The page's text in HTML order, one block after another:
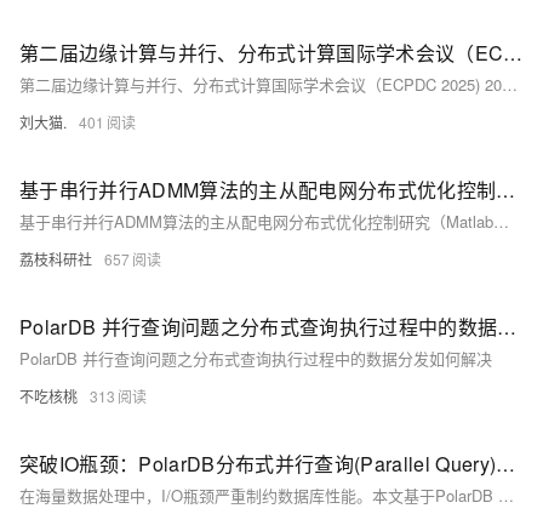
第二届边缘计算与并行、分布式计算国际学术会议（ECPDC 2025) 2025 2nd international Conference on Edge Computing, Parallel and Distributed Computing
第二届边缘计算与并行、分布式计算国际学术会议（ECPDC 2025) 2025 2nd international Conference on Edge Computing, Parallel and Distributed Computing 机器学习 计算学习理论 数据挖掘 科学计算 计算应用 数字图像处理 人工智能
刘大猫. 401
基于串行并行ADMM算法的主从配电网分布式优化控制研究（Matlab代码实现）
基于串行并行ADMM算法的主从配电网分布式优化控制研究（Matlab代码实现）
荔枝科研社 657
PolarDB 并行查询问题之分布式查询执行过程中的数据分发如何解决
PolarDB 并行查询问题之分布式查询执行过程中的数据分发如何解决
不吃核桃 313
突破IO瓶颈：PolarDB分布式并行查询(Parallel Query)深度调优手册
在海量数据处理中，I/O瓶颈严重制约数据库性能。本文基于PolarDB MySQL 8.0.32版本，深入解析分布式并行查询技术如何提升CPU利用率至86.7%、IO吞吐达8.5GB/s，并结合20+实战案例，系统讲解并行架构、执行计划优化、资源调优与故障排查方法，助力实现高性能数据分析。